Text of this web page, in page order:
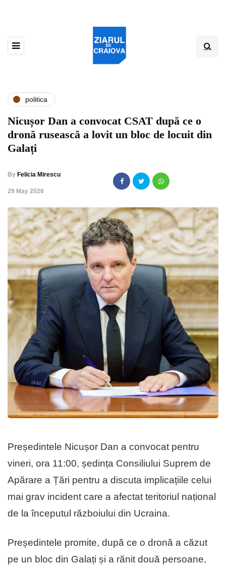
politica
Nicușor Dan a convocat CSAT după ce o
dronă rusească a lovit un bloc de locuit din
Galați
By Felicia Mirescu
,29 May 2026
Președintele Nicușor Dan a convocat pentru
vineri, ora 11:00, ședința Consiliului Suprem de
Apărare a Țări pentru a discuta implicațiile celui
mai grav incident care a afectat teritoriul național
de la începutul războiului din Ucraina.
Președintele promite, după ce o dronă a căzut
pe un bloc din Galați și a rănit două persoane,